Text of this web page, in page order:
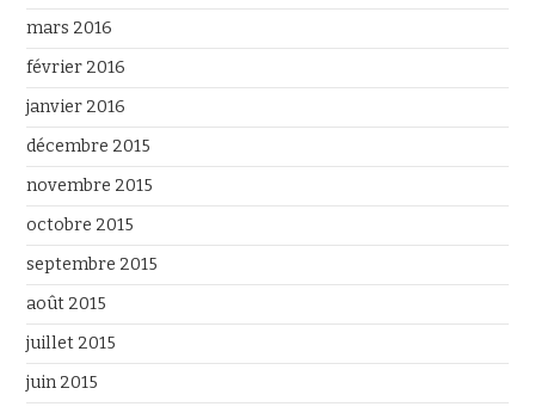
mars 2016
février 2016
janvier 2016
décembre 2015
novembre 2015
octobre 2015
septembre 2015
août 2015
juillet 2015
juin 2015